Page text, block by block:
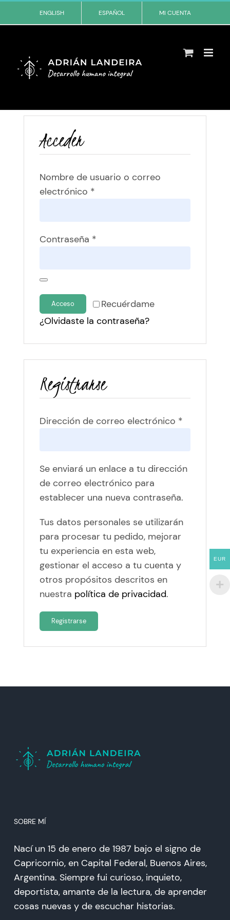
to
ENGLISH ESPAÑOL MI CUENTA
Acceder
Nombre de usuario o correo
electrónico *Obligatorio
Contraseña *Obligatorio
Recuérdame
Acceso
¿Olvidaste la contraseña?
Registrarse
Dirección de correo electrónico *Obligatorio
Se enviará un enlace a tu dirección
de correo electrónico para
establecer una nueva contraseña.
Tus datos personales se utilizarán
para procesar tu pedido, mejorar
tu experiencia en esta web,
gestionar el acceso a tu cuenta y
otros propósitos descritos en
nuestra política de privacidad.
Registrarse
SOBRE MÍ
Nací un 15 de enero de 1987 bajo el signo de
Capricornio, en Capital Federal, Buenos Aires,
Argentina. Siempre fui curioso, inquieto,
deportista, amante de la lectura, de aprender
cosas nuevas y de escuchar historias.
EUR